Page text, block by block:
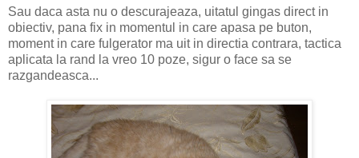
Sau daca asta nu o descurajeaza, uitatul gingas direct in
obiectiv, pana fix in momentul in care apasa pe buton,
moment in care fulgerator ma uit in directia contrara, tactica
aplicata la rand la vreo 10 poze, sigur o face sa se
razgandeasca...